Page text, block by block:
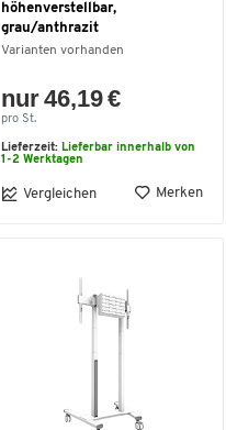
höhenverstellbar,
grau/anthrazit
Varianten vorhanden
nur 46,19 €
pro St.
Lieferzeit: Lieferbar innerhalb von
1-2 Werktagen
Vergleichen Merken